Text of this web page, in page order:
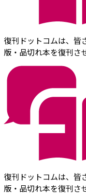
復刊ドットコムは、皆
版・品切れ本を復刊さ
復刊ドットコムは、皆
版・品切れ本を復刊さ